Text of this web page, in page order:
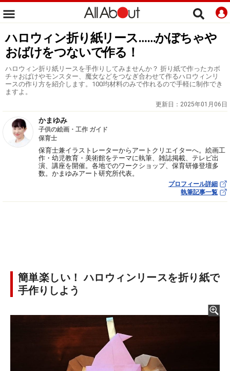
ハロウィン折り紙リース……かぼちゃや
おばけをつないで作る！
ハロウィン折り紙リースを手作りしてみませんか？ 折り紙で作ったカボ
チャおばけやモンスター、魔女などをつなぎ合わせて作るハロウィンリ
ースの作り方を紹介します。100均材料のみで作れるので手軽に制作でき
ますよ。
更新日： 2025年01月06日
かまゆみ
子供の絵画・工作 ガイド
保育士
保育士兼イラストレーターからアートクリエイターへ。絵画工
作・幼児教育・美術館をテーマに執筆、雑誌掲載、テレビ出
演、講座を開催。各地でのワークショップ、保育研修登壇多
数。かまゆみアート研究所代表。
プロフィール詳細
執筆記事一覧
簡単楽しい！ ハロウィンリースを折り紙で
手作りしよう